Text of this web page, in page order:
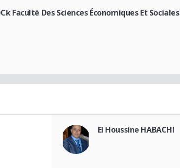
Faculté Des Sciences Économiques Et Sociales
El Houssine HABACHI